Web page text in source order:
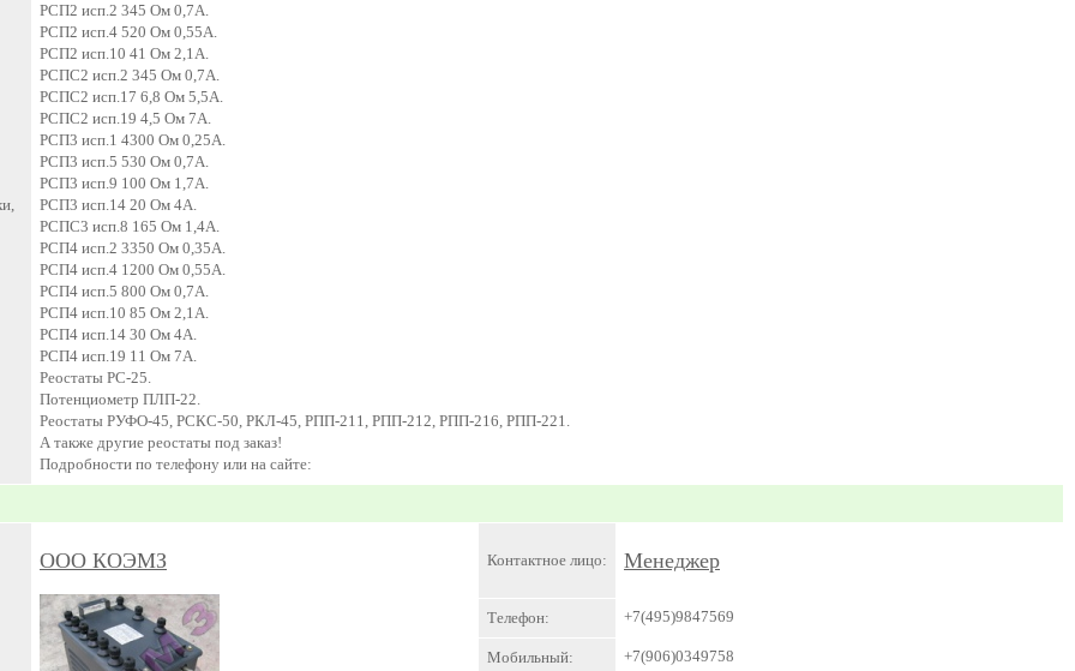
РСП2 исп.2 345 Ом 0,7А.
РСП2 исп.4 520 Ом 0,55А.
РСП2 исп.10 41 Ом 2,1А.
РСПС2 исп.2 345 Ом 0,7А.
РСПС2 исп.17 6,8 Ом 5,5А.
РСПС2 исп.19 4,5 Ом 7А.
РСП3 исп.1 4300 Ом 0,25А.
РСП3 исп.5 530 Ом 0,7А.
РСП3 исп.9 100 Ом 1,7А.
РСП3 исп.14 20 Ом 4А.
РСПС3 исп.8 165 Ом 1,4А.
РСП4 исп.2 3350 Ом 0,35А.
РСП4 исп.4 1200 Ом 0,55А.
РСП4 исп.5 800 Ом 0,7А.
РСП4 исп.10 85 Ом 2,1А.
РСП4 исп.14 30 Ом 4А.
РСП4 исп.19 11 Ом 7А.
Реостаты РС-25.
Потенциометр ПЛП-22.
Реостаты РУФО-45, РСКС-50, РКЛ-45, РПП-211, РПП-212, РПП-216, РПП-221.
А также другие реостаты под заказ!
Подробности по телефону или на сайте:
ООО КОЭМЗ Контактное лицо: Менеджер
Телефон: +7(495)9847569
Мобильный: +7(906)0349758